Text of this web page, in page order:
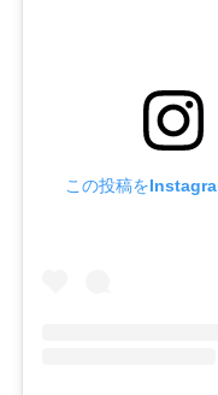
この投稿を